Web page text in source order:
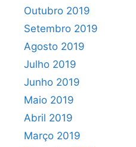
Outubro 2019
Setembro 2019
Agosto 2019
Julho 2019
Junho 2019
Maio 2019
Abril 2019
Março 2019